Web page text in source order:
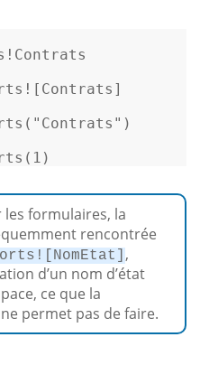
( "Contrats"
( 1 )
formulaires, la
rencontrée
,
d’un nom d’état
ce que la
permet pas de faire.